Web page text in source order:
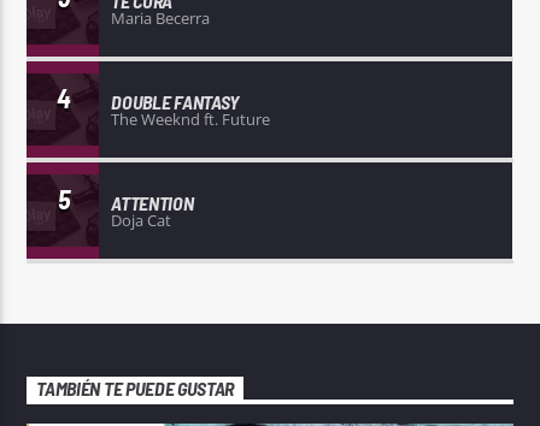
Maria Becerra
4 DOUBLE FANTASY
The Weeknd ft. Future
5 ATTENTION
Doja Cat
TAMBIÉN TE PUEDE GUSTAR